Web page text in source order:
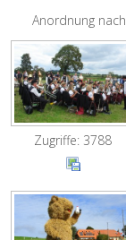
Anordnung nach
Zugriffe: 3788